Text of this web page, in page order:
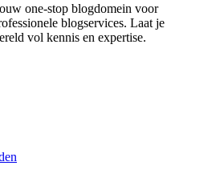
one-stop blogdomein voor
blogservices. Laat je
vol kennis en expertise.